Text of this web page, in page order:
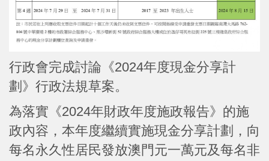
行政會完成討論《2024年度現金分享計
劃》行政法規草案。
為落實《2024年財政年度施政報告》的施
政內容，本年度繼續實施現金分享計劃，向
每名永久性居民發放澳門元一萬元及每名非